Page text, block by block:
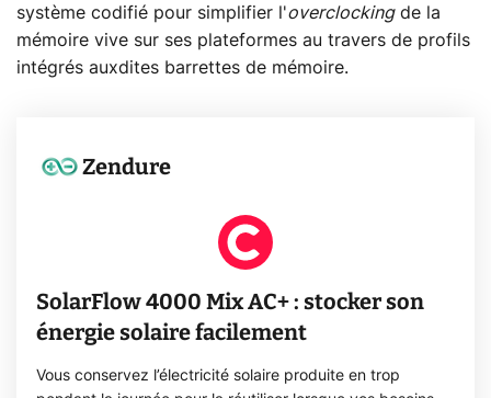
système codifié pour simplifier l'overclockingde la
mémoire vive sur ses plateformes au travers de profils
intégrés auxdites barrettes de mémoire.
Zendure
SolarFlow 4000 Mix AC+ : stocker son
énergie solaire facilement
Vous conservez l’électricité solaire produite en trop